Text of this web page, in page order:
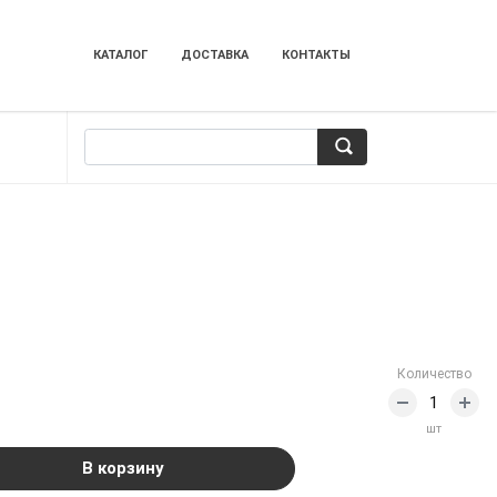
КАТАЛОГ ДОСТАВКА КОНТАКТЫ
Количество
шт
В корзину